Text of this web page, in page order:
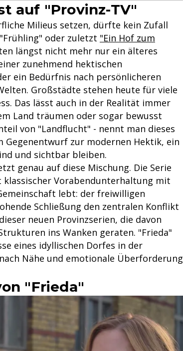
auf "Provinz-TV"
Milieus setzen, dürfte kein Zufall
oder zuletzt "Ein Hof zum
längst nicht mehr nur ein älteres
zunehmend hektischen
ein Bedürfnis nach persönlicheren
Großstädte stehen heute für viele
Das lässt auch in der Realität immer
Land träumen oder sogar bewusst
von "Landflucht" - nennt man dieses
Gegenentwurf zur modernen Hektik, ein
und sichtbar bleiben.
genau auf diese Mischung. Die Serie
Vorabendunterhaltung mit
lebt: der freiwilligen
Schließung den zentralen Konflikt
neuen Provinzserien, die davon
ins Wanken geraten. "Frieda"
eines idyllischen Dorfes in der
Nähe und emotionale Überforderung
"Frieda"